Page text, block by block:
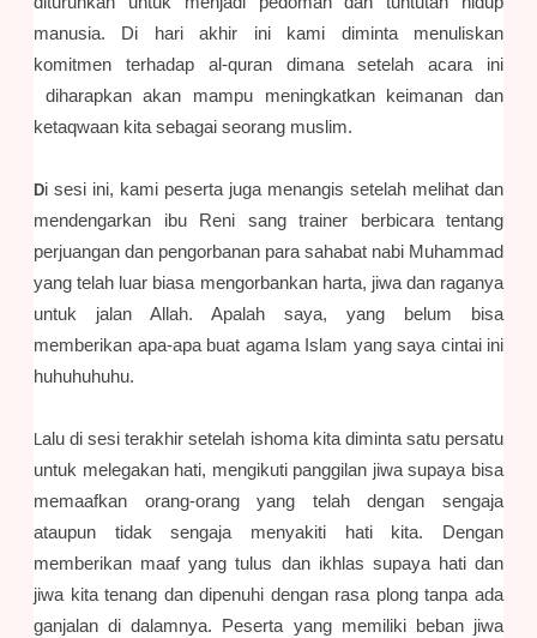
manusia. Di hari akhir ini kami diminta menuliskan
komitmen terhadap al-quran dimana setelah acara ini
diharapkan akan mampu meningkatkan keimanan dan
ketaqwaan kita sebagai seorang muslim.
Di sesi ini, kami peserta juga menangis setelah melihat dan
mendengarkan ibu Reni sang trainer berbicara tentang
perjuangan dan pengorbanan para sahabat nabi Muhammad
yang telah luar biasa mengorbankan harta, jiwa dan raganya
untuk jalan Allah. Apalah saya, yang belum bisa
memberikan apa-apa buat agama Islam yang saya cintai ini
huhuhuhuhu.
Lalu di sesi terakhir setelah ishoma kita diminta satu persatu
untuk melegakan hati, mengikuti panggilan jiwa supaya bisa
memaafkan orang-orang yang telah dengan sengaja
ataupun tidak sengaja menyakiti hati kita. Dengan
memberikan maaf yang tulus dan ikhlas supaya hati dan
jiwa kita tenang dan dipenuhi dengan rasa plong tanpa ada
ganjalan di dalamnya. Peserta yang memiliki beban jiwa